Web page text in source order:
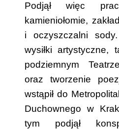
Podjął więc
kamieniołomie,
i oczyszczalni
wysiłki artystyczne,
podziemnym
oraz tworzenie
wstąpił do
Duchownego w
tym podjął